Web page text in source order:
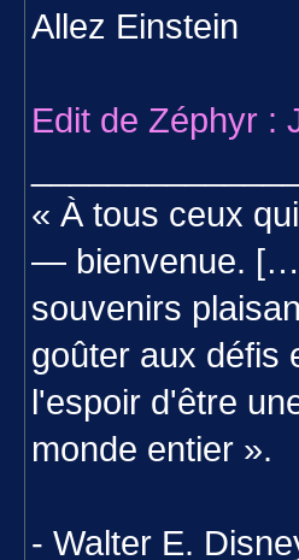
Allez Einstein
Edit de Zéphyr :
« À tous ceux
— bienvenue.
souvenirs
goûter aux défis
l'espoir d'être
monde entier ».
- Walter E.